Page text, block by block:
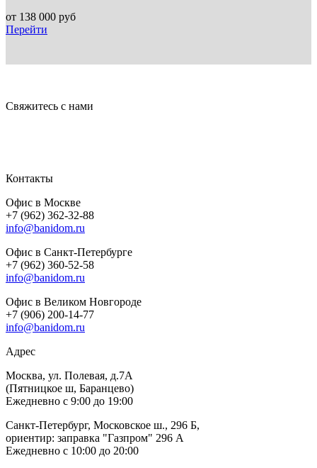
от 138 000 руб
Перейти
Свяжитесь с нами
Контакты
Офис в Москве
+7 (962) 362-32-88
info@banidom.ru
Офис в Санкт-Петербурге
+7 (962) 360-52-58
info@banidom.ru
Офис в Великом Новгороде
+7 (906) 200-14-77
info@banidom.ru
Адрес
Москва, ул. Полевая, д.7А
(Пятницкое ш, Баранцево)
Ежедневно с 9:00 до 19:00
Санкт-Петербург, Московское ш., 296 Б,
ориентир: заправка "Газпром" 296 А
Ежедневно с 10:00 до 20:00